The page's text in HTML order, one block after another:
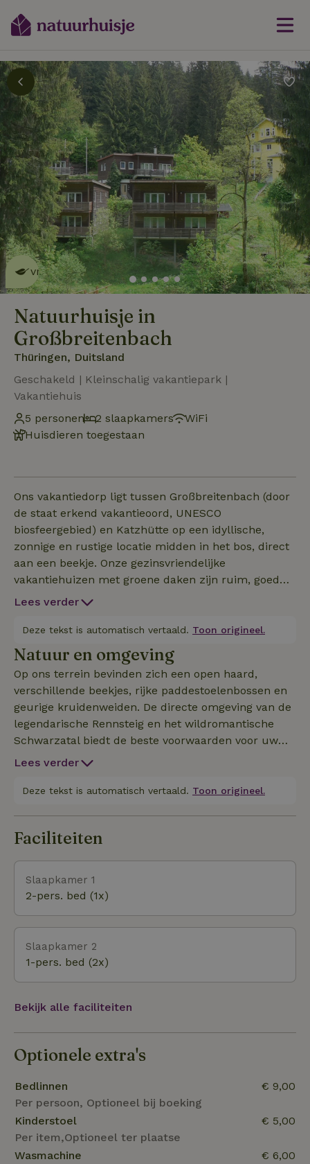
Dit natuurhuisje is eco-
vriendelijk
lees meer
Natuurhuisje in
Großbreitenbach
Thüringen, Duitsland
Geschakeld | Kleinschalig vakantiepark |
Vakantiehuis
5 personen
2 slaapkamers
WiFi
Huisdieren toegestaan
Ons vakantiedorp ligt tussen Großbreitenbach (door
de staat erkend vakantieoord, UNESCO
biosfeergebied) en Katzhütte op een idyllische,
zonnige en rustige locatie midden in het bos, direct
aan een beekje. Onze gezinsvriendelijke
vakantiehuizen met groene daken zijn ruim, goed
onderhouden en modern ingericht. Ze zijn centraal
en zijn ook ideaal voor bevriende koppels, families
en grotere groepen.
Lees verder
Deze tekst is automatisch vertaald. Toon origineel.
Natuur en omgeving
Op ons terrein bevinden zich een open haard,
verschillende beekjes, rijke paddestoelenbossen en
geurige kruidenweiden. De directe omgeving van de
legendarische Rennsteig en het wildromantische
Schwarzatal biedt de beste voorwaarden voor uw
recreatie in het Thüringer Woud.Wij bieden u
natuurlijke, gezonde omgeving. Pure ontspanning
het hele gezin.
Lees verder
Deze tekst is automatisch vertaald. Toon origineel.
Faciliteiten
Slaapkamer 1
2-pers. bed (1x)
Slaapkamer 2
1-pers. bed (2x)
Bekijk alle faciliteiten
Optionele extra's
Bedlinnen
Per persoon, Optioneel bij boeking
€ 9,00
Kinderstoel
Per item,Optioneel ter plaatse
€ 5,00
Wasmachine
€ 6,00